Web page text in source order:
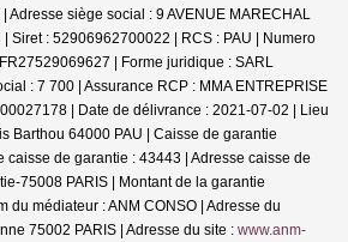
Adresse siège social : 9 AVENUE MARECHAL
Siret : 52906962700022 | RCS : PAU | Numero
| Forme juridique : SARL
: 7 700 | Assurance RCP : MMA ENTREPRISE
| Date de délivrance : 2021-07-02 | Lieu
Barthou 64000 PAU | Caisse de garantie
caisse de garantie : 43443 | Adresse caisse de
75008 PARIS | Montant de la garantie
du médiateur : ANM CONSO | Adresse du
75002 PARIS | Adresse du site : www.anm-